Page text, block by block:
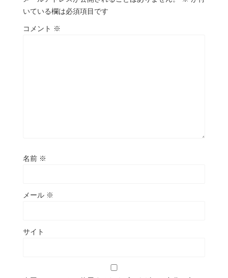
いている欄は必須項目です
コメント ※
名前 ※
メール ※
サイト